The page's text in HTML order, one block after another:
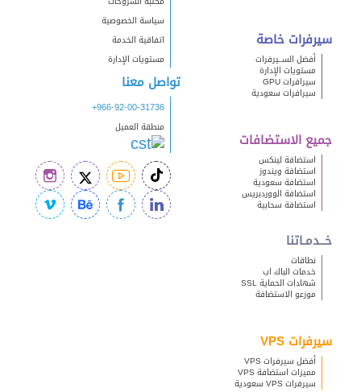
سيرفرات خاصة
أفضل الســيرفرات
مستويات الإدارة
سيرافرات GPU
سيرافرات سعودية
جميع الاستضافات
استضافة لينكس
استضافة ويندوز
استضافة سعودية
استضافة الووردبريس
استضافة سحابية
خــدمـاتنا
نطاقات
خدمات الباك اب
شهادات الحماية SSL
موزعو الاستضافة
سيرفرات VPS
أفضل سيرفرات VPS
مميزات استضافة VPS
سيرفرات VPS سعودية
سياسة الخصوصية
اتفاقية الخدمة
مستويات الإدارة
تواصل معنا
+966-92-00-31736
منطقة العميل